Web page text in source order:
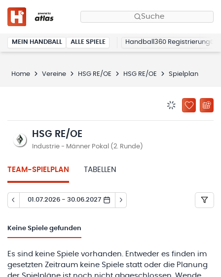
Suche
MEIN HANDBALL ALLE SPIELE Handball360 Registrierung
Home Vereine HSG RE/OE HSG RE/OE Spielplan
ZU
HSG RE/OE
Industrie - Männer Pokal (2. Runde)
TEAM-SPIELPLAN TABELLEN
01.07.2026 - 30.06.2027
Keine Spiele gefunden
Es sind keine Spiele vorhanden. Entweder es finden im
gesetzten Zeitraum keine Spiele statt oder die Planung